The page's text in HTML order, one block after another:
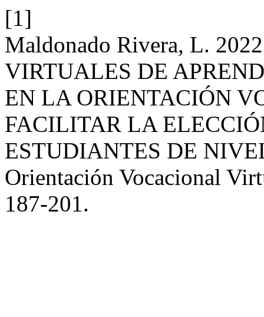
[1]
Maldonado Rivera, L.
VIRTUALES DE
EN LA ORIENTACIÓN
FACILITAR LA
ESTUDIANTES DE
Orientación Vocacional
187-201.